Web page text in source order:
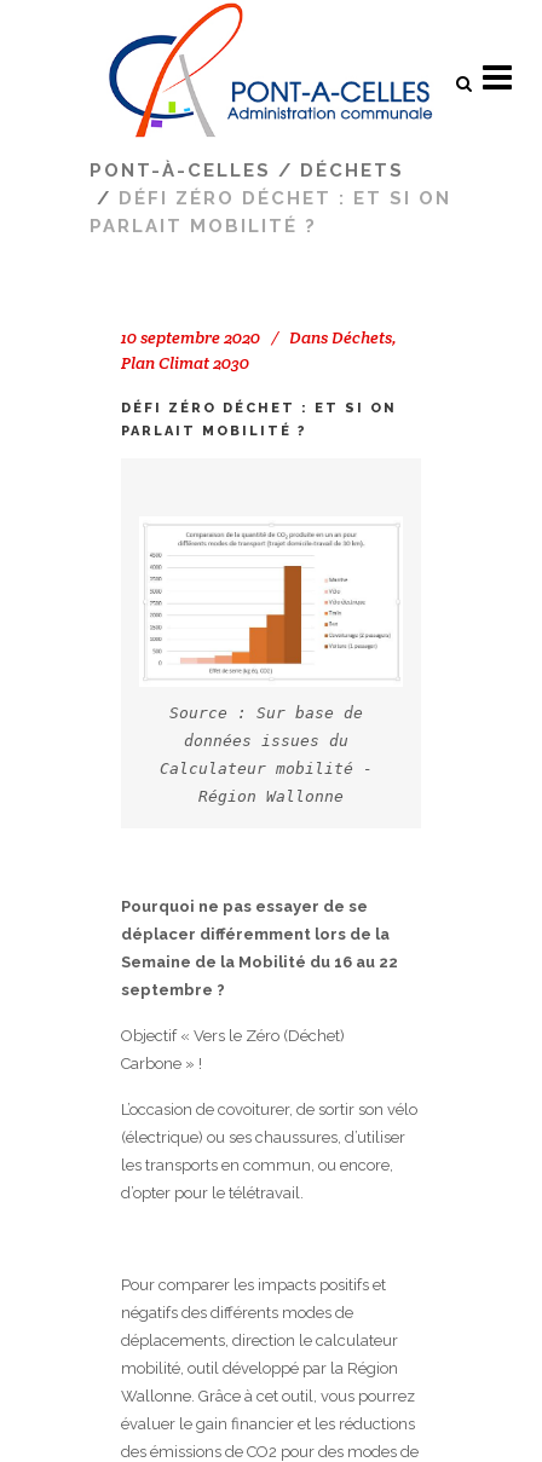
PONT-À-CELLES / DÉCHETS
/ DÉFI ZÉRO DÉCHET : ET SI ON
PARLAIT MOBILITÉ ?
10 septembre 2020 Dans Déchets,
Plan Climat 2030
DÉFI ZÉRO DÉCHET : ET SI ON
PARLAIT MOBILITÉ ?
Source : Sur base de
données issues du
Calculateur mobilité -
Région Wallonne
Pourquoi ne pas essayer de se
déplacer différemment lors de la
Semaine de la Mobilité du 16 au 22
septembre ?
Objectif « Vers le Zéro (Déchet)
Carbone » !
L’occasion de covoiturer, de sortir son vélo
(électrique) ou ses chaussures, d’utiliser
les transports en commun, ou encore,
d’opter pour le télétravail.
Pour comparer les impacts positifs et
négatifs des différents modes de
déplacements, direction le calculateur
mobilité, outil développé par la Région
Wallonne. Grâce à cet outil, vous pourrez
évaluer le gain financier et les réductions
des émissions de CO2 pour des modes de